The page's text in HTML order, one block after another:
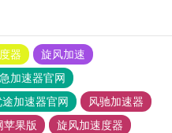
器
旋风加速
加速器官网
途加速器官网
风驰加速器
苹果版
旋风加速度器